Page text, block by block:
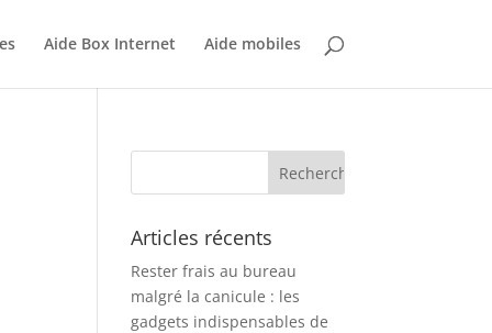
Aide Box Internet Aide mobiles
Articles récents
Rester frais au bureau
malgré la canicule : les
gadgets indispensables de